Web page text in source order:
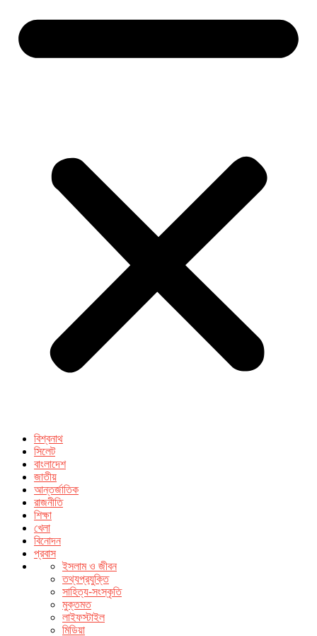
বিশ্বনাথ
সিলেট
বাংলাদেশ
জাতীয়
আন্তর্জাতিক
রাজনীতি
শিক্ষা
খেলা
বিনোদন
প্রবাস
ইসলাম ও জীবন
তথ্যপ্রযুক্তি
সাহিত্য-সংস্কৃতি
মুক্তমত
লাইফস্টাইল
মিডিয়া